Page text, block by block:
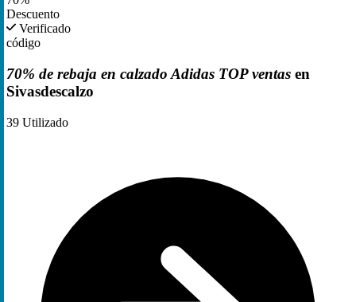
Descuento
Verificado
código
70% de rebaja en calzado Adidas TOP ventas en
Sivasdescalzo
39 Utilizado